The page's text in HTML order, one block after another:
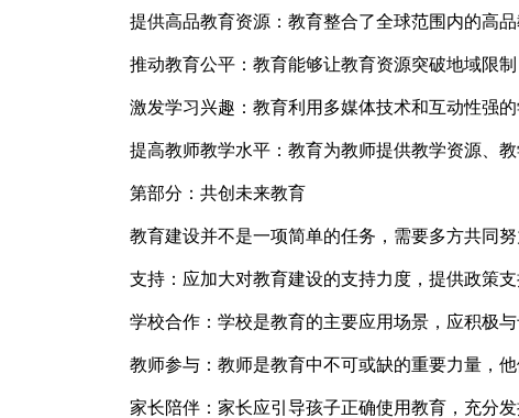
提供高品教育资源：教育整合了全球范围内的高
推动教育公平：教育能够让教育资源突破地域限
激发学习兴趣：教育利用多媒体技术和互动性强
提高教师教学水平：教育为教师提供教学资源、
第部分：共创未来教育
教育建设并不是一项简单的任务，需要多方共同努
支持：应加大对教育建设的支持力度，提供政策
学校合作：学校是教育的主要应用场景，应积极
教师参与：教师是教育中不可或缺的重要力量，
家长陪伴：家长应引导孩子正确使用教育，充分